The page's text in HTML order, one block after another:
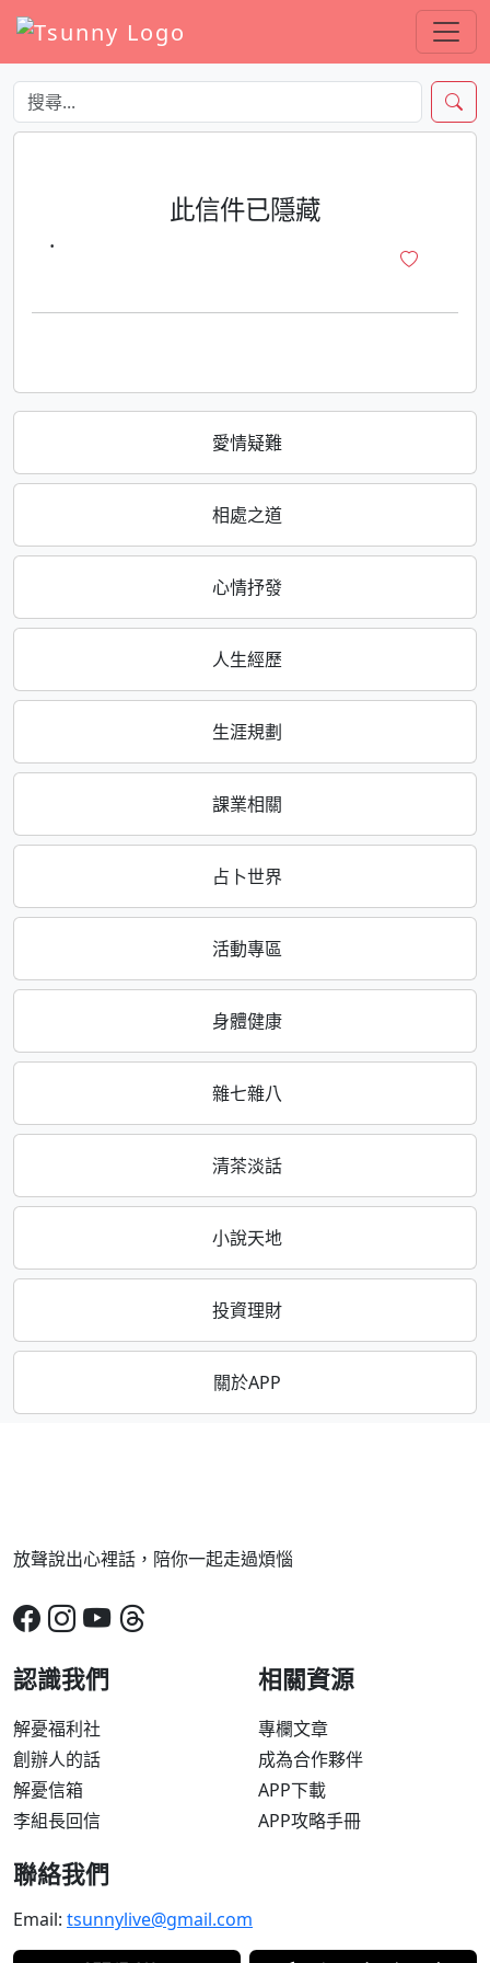
愛情疑難
相處之道
心情抒發
人生經歷
生涯規劃
課業相關
占卜世界
活動專區
身體健康
雜七雜八
清茶淡話
小說天地
投資理財
關於APP
此信件已隱藏
·
放聲說出心裡話，陪你一起走過煩惱
認識我們
解憂福利社
創辦人的話
解憂信箱
李組長回信
相關資源
專欄文章
成為合作夥伴
APP下載
APP攻略手冊
聯絡我們
Email: tsunnylive@gmail.com